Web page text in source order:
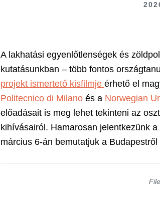
A lakhatási egyenlőtlenségek és
kutatásunkban – több fontos
projekt ismertető kisfilmje érhető el
Politecnico di Milano és a Norwegian
előadásait is meg lehet tekinteni az
kihívásairól. Hamarosan jelentkezünk
március 6-án bemutatjuk a